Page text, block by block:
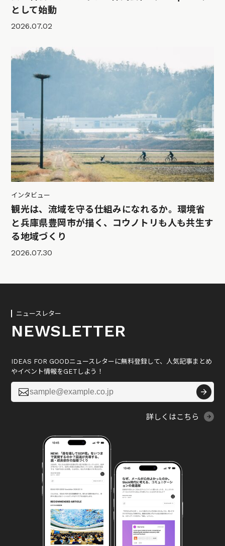
として始動
2026.07.02
インタビュー
観光は、流域を守る仕組みになれるか。環境省
と兵庫県豊岡市が描く、コウノトリも人も共生す
る地域づくり
2026.07.30
ニュースレター
NEWSLETTER
IDEAS FOR GOODニュースレターに無料登録して、人気記事まとめ
やイベント情報をGETしよう！

詳しくはこちら